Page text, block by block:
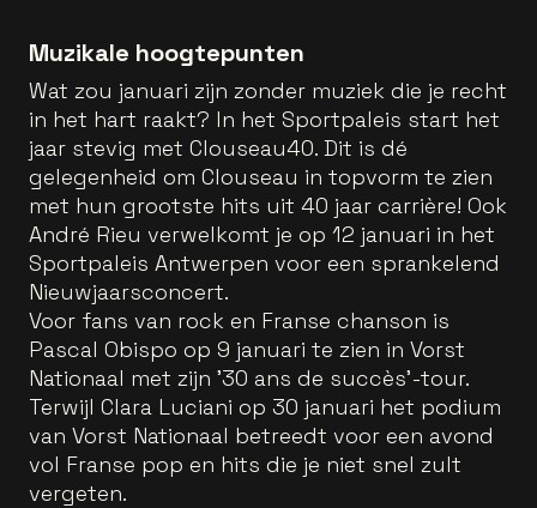
Muzikale hoogtepunten
Wat zou januari zijn zonder muziek die je recht
in het hart raakt? In het Sportpaleis start het
jaar stevig met Clouseau40. Dit is dé
gelegenheid om Clouseau in topvorm te zien
met hun grootste hits uit 40 jaar carrière! Ook
André Rieu verwelkomt je op 12 januari in het
Sportpaleis Antwerpen voor een sprankelend
Nieuwjaarsconcert.
Voor fans van rock en Franse chanson is
Pascal Obispo op 9 januari te zien in Vorst
Nationaal met zijn '30 ans de succès'-tour.
Terwijl Clara Luciani op 30 januari het podium
van Vorst Nationaal betreedt voor een avond
vol Franse pop en hits die je niet snel zult
vergeten.